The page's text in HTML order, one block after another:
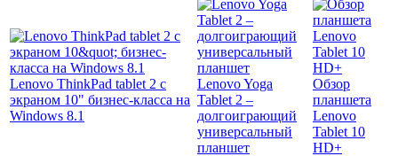
Lenovo ThinkPad tablet 2 с
экраном 10" бизнес-класса на
Windows 8.1
Lenovo Yoga
Tablet 2 –
долгоиграющий
универсальный
планшет
Обзор
планшета
Lenovo
Tablet 10
HD+